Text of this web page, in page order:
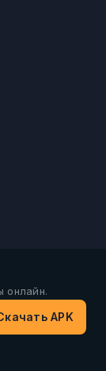
онлайн.
APK